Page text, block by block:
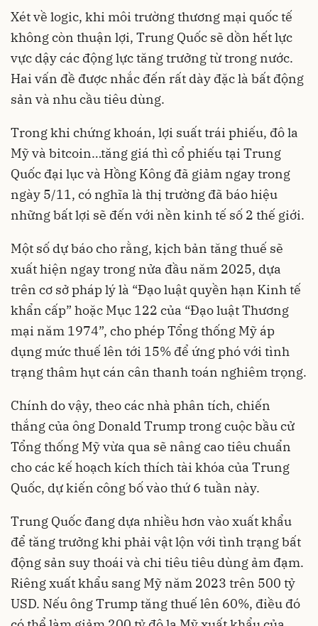
Xét về logic, khi môi trường thương mại quốc tế
không còn thuận lợi, Trung Quốc sẽ dồn hết lực
vực dậy các động lực tăng trưởng từ trong nước.
Hai vấn đề được nhắc đến rất dày đặc là bất động
sản và nhu cầu tiêu dùng.
Trong khi chứng khoán, lợi suất trái phiếu, đô la
Mỹ và bitcoin…tăng giá thì cổ phiếu tại Trung
Quốc đại lục và Hồng Kông đã giảm ngay trong
ngày 5/11, có nghĩa là thị trường đã báo hiệu
những bất lợi sẽ đến với nền kinh tế số 2 thế giới.
Một số dự báo cho rằng, kịch bản tăng thuế sẽ
xuất hiện ngay trong nửa đầu năm 2025, dựa
trên cơ sở pháp lý là “Đạo luật quyền hạn Kinh tế
khẩn cấp” hoặc Mục 122 của “Đạo luật Thương
mại năm 1974”, cho phép Tổng thống Mỹ áp
dụng mức thuế lên tới 15% để ứng phó với tình
trạng thâm hụt cán cân thanh toán nghiêm trọng.
Chính do vậy, theo các nhà phân tích, chiến
thắng của ông Donald Trump trong cuộc bầu cử
Tổng thống Mỹ vừa qua sẽ nâng cao tiêu chuẩn
cho các kế hoạch kích thích tài khóa của Trung
Quốc, dự kiến công bố vào thứ 6 tuần này.
Trung Quốc đang dựa nhiều hơn vào xuất khẩu
để tăng trưởng khi phải vật lộn với tình trạng bất
động sản suy thoái và chi tiêu tiêu dùng ảm đạm.
Riêng xuất khẩu sang Mỹ năm 2023 trên 500 tỷ
USD. Nếu ông Trump tăng thuế lên 60%, điều đó